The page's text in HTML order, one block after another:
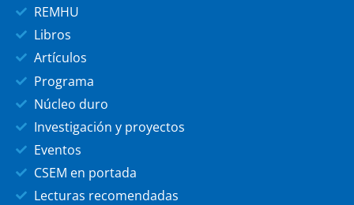
REMHU
Libros
Artículos
Programa
Núcleo duro
Investigación y proyectos
Eventos
CSEM en portada
Lecturas recomendadas